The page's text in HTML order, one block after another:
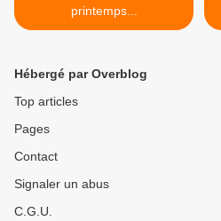
printemps...
Hébergé par Overblog
Top articles
Pages
Contact
Signaler un abus
C.G.U.